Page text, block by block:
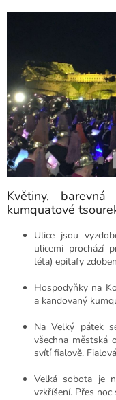
Květiny,
kumquatové
Ulice jsou
ulicemi prochází
léta) epitafy
Hospodyňky na
a kandovaný
Na Velký pátek
všechna městská
svítí fialově.
Velká sobota je
vzkříšení. Přes